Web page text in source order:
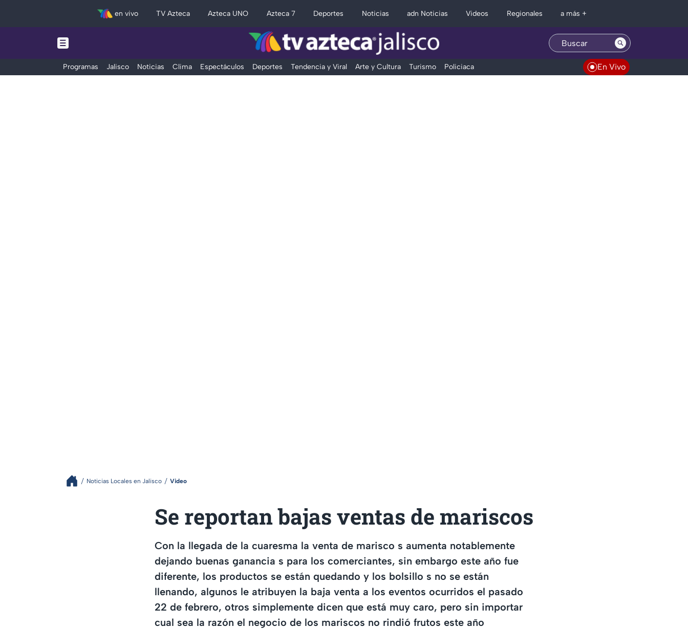
en vivo TV Azteca Azteca UNO Azteca 7 Deportes Noticias adn Noticias Videos Regionales a más +
Programas Jalisco Noticias Clima Espectáculos Deportes Tendencia y Viral Arte y Cultura Turismo Policiaca En Vivo
Noticias Locales en Jalisco Video
Se reportan bajas ventas de mariscos
Con la llegada de la cuaresma la venta de marisco s aumenta notablemente
dejando buenas ganancia s para los comerciantes, sin embargo este año fue
diferente, los productos se están quedando y los bolsillo s no se están
llenando, algunos le atribuyen la baja venta a los eventos ocurridos el pasado
22 de febrero, otros simplemente dicen que está muy caro, pero sin importar
cual sea la razón el negocio de los mariscos no rindió frutos este año